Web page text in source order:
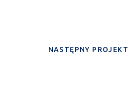
NASTĘPNY PROJEKT